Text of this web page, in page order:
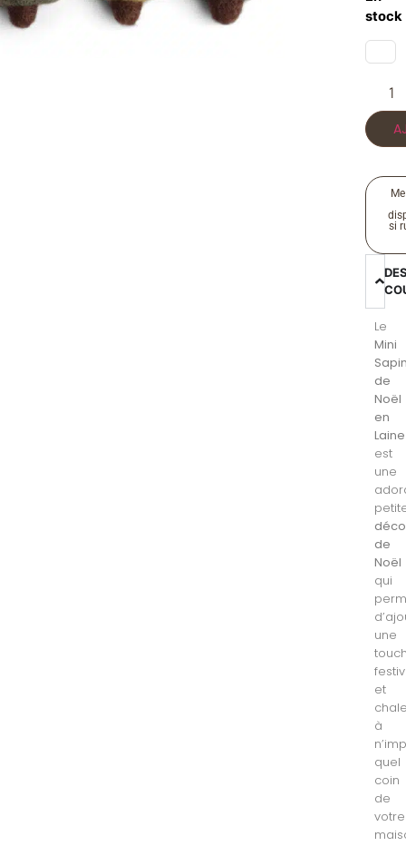
stock
si
Le
Mini
de
Noël
en
Laine
est
une
de
Noël
qui
une
et
à
quel
coin
de
votre